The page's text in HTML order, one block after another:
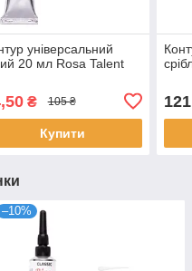
універсальний
20 мл Rosa Talent
₴ 105 ₴
Купити
–10%